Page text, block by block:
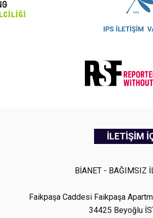
İLETİŞİM
BİANET - BAĞIMSIZ
Faikpaşa Caddesi Faikpaşa
34425 Beyoğlu